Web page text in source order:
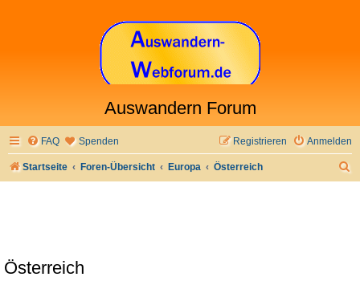
Auswandern Forum
FAQ Spenden Anmelden
Registrieren
Startseite Foren-Übersicht Europa Österreich
Österreich